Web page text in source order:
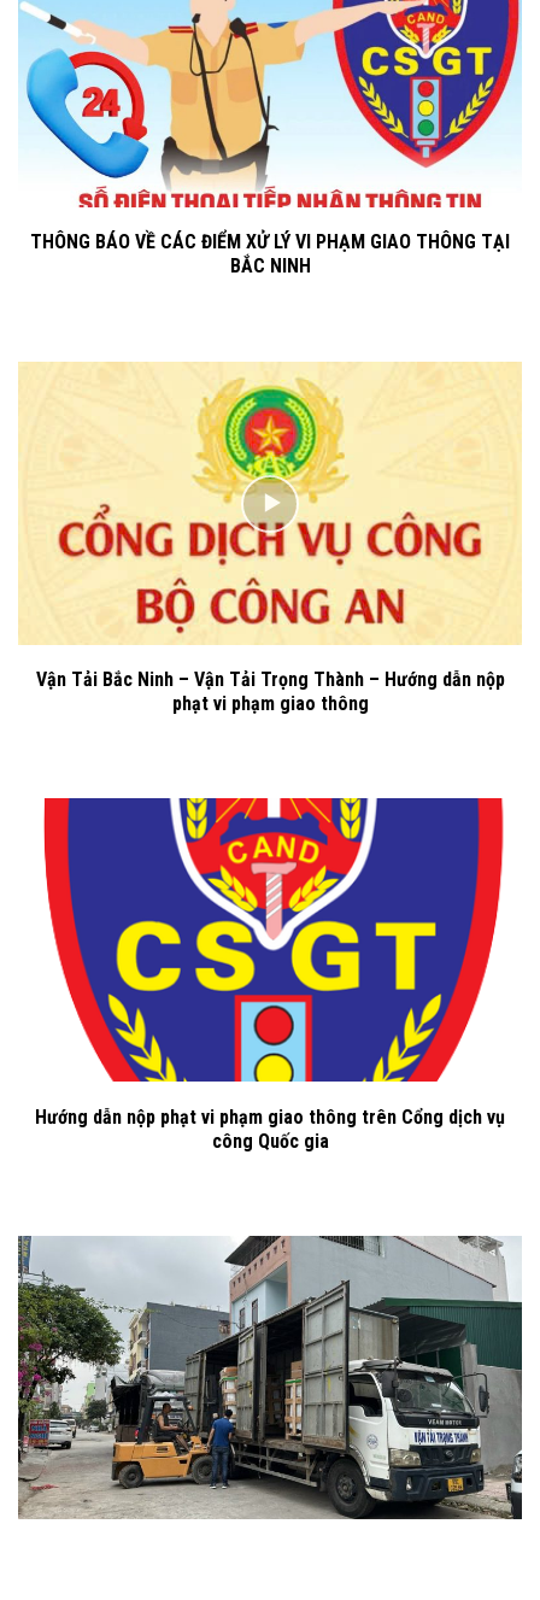
THÔNG BÁO VỀ CÁC ĐIỂM XỬ LÝ VI PHẠM GIAO THÔNG TẠI
BẮC NINH
Vận Tải Bắc Ninh – Vận Tải Trọng Thành – Hướng dẫn nộp
phạt vi phạm giao thông
Hướng dẫn nộp phạt vi phạm giao thông trên Cổng dịch vụ
công Quốc gia